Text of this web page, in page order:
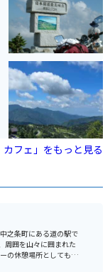
カフェ」をもっと見る
之条町にある道の駅で
周囲を山々に囲まれた
の休憩場所としても人